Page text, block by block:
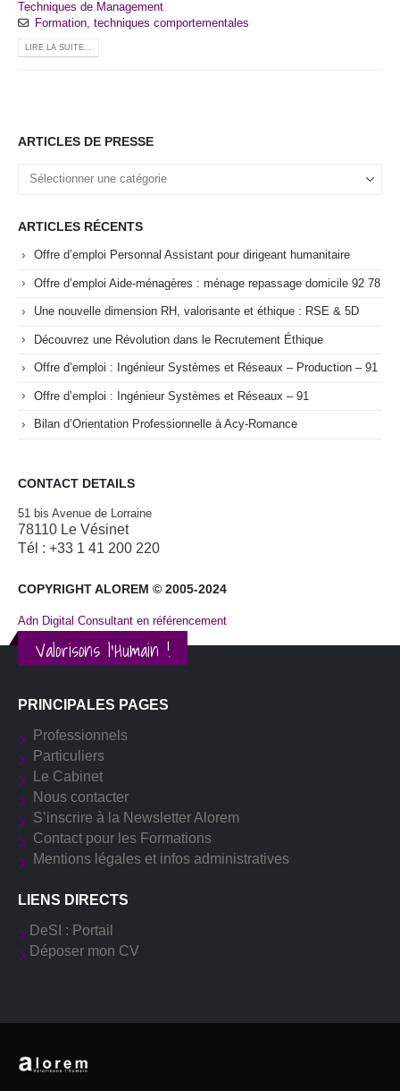
Techniques de Management
Formation, techniques comportementales
LIRE LA SUITE...
ARTICLES DE PRESSE
Articles
de
ARTICLES RÉCENTS
Offre d’emploi Personnal Assistant pour dirigeant humanitaire
Offre d’emploi Aide-ménagères : ménage repassage domicile 92 78
Une nouvelle dimension RH, valorisante et éthique : RSE & 5D
Découvrez une Révolution dans le Recrutement Éthique
Offre d’emploi : Ingénieur Systèmes et Réseaux – Production – 91
Offre d’emploi : Ingénieur Systèmes et Réseaux – 91
Bilan d’Orientation Professionnelle à Acy-Romance
CONTACT DETAILS
51 bis Avenue de Lorraine
78110 Le Vésinet
Tél : +33 1 41 200 220
COPYRIGHT ALOREM © 2005-2024
Adn Digital Consultant en référencement
Valorisons l'Humain !
PRINCIPALES PAGES
Professionnels
Particuliers
Le Cabinet
Nous contacter
S’inscrire à la Newsletter Alorem
Contact pour les Formations
Mentions légales et infos administratives
LIENS DIRECTS
DeSI : Portail
Déposer mon CV